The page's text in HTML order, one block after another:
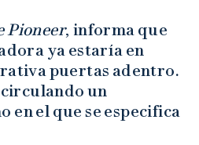
Pioneer, informa que
ya estaría en
puertas adentro.
un
en el que se especifica